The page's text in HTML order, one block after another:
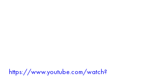
https://www.youtube.com/watch?